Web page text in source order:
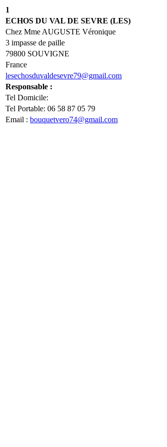
1
ECHOS DU VAL DE SEVRE (LES)
Chez Mme AUGUSTE Véronique
3 impasse de paille
79800 SOUVIGNE
France
lesechosduvaldesevre79@gmail.com
Responsable :
Tel Domicile:
Tel Portable: 06 58 87 05 79
Email : bouquetvero74@gmail.com